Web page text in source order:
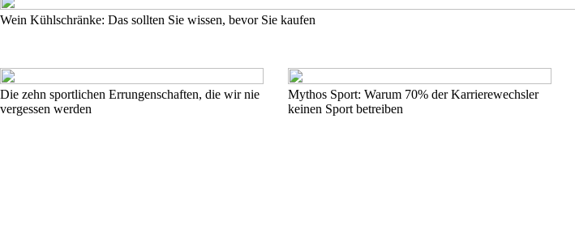
Wein Kühlschränke: Das sollten Sie wissen, bevor Sie kaufen
Die zehn sportlichen Errungenschaften, die wir nie
vergessen werden
Mythos Sport: Warum 70% der Karrierewechsler
keinen Sport betreiben